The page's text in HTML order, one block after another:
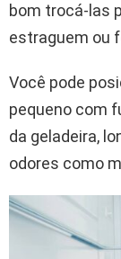
bom trocá-las
estraguem ou
Você pode
pequeno com
da geladeira,
odores como